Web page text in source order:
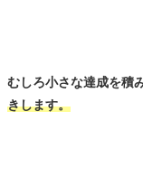
むしろ小さな達成を積
きします。